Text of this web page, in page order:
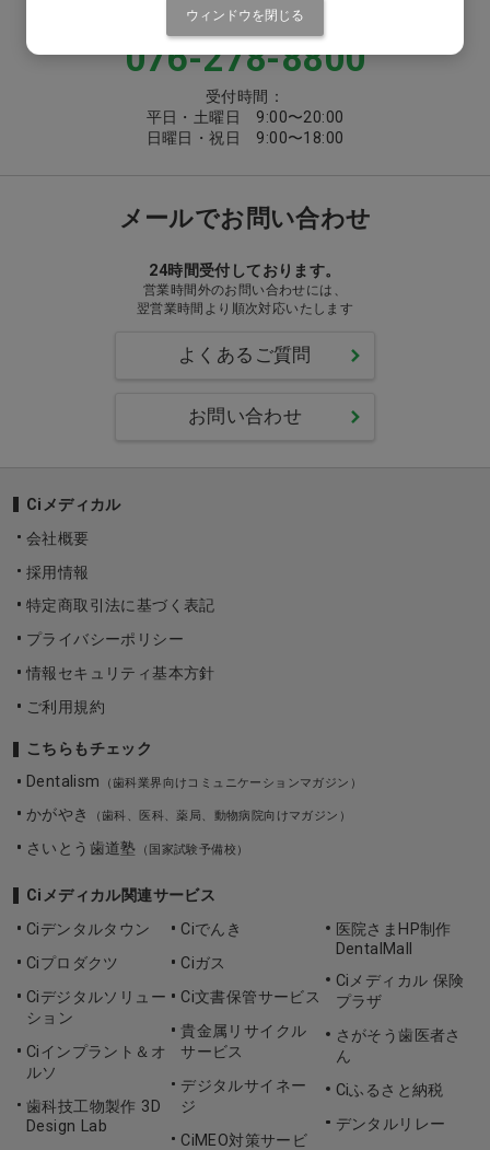
または
076-278-8800
受付時間：
平日・土曜日 9:00〜20:00
日曜日・祝日 9:00〜18:00
メールでお問い合わせ
24時間受付しております。
営業時間外のお問い合わせには、
翌営業時間より順次対応いたします
よくあるご質問
お問い合わせ
Ciメディカル
会社概要
採用情報
特定商取引法に基づく表記
プライバシーポリシー
情報セキュリティ基本方針
ご利用規約
こちらもチェック
Dentalism
（歯科業界向けコミュニケーションマガジン）
かがやき （歯科、医科、薬局、動物病院向けマガジン）
さいとう歯道塾 （国家試験予備校）
Ciメディカル関連サービス
Ciデンタルタウン
Ciプロダクツ
Ciデジタルソリュー
ション
Ciインプラント＆オ
ルソ
歯科技工物製作 3D
Design Lab
Ciでんき
Ciガス
Ci文書保管サービス
貴金属リサイクル
サービス
デジタルサイネー
ジ
CiMEO対策サービ
医院さまHP制作
DentalMall
Ciメディカル 保険
プラザ
さがそう歯医者さ
ん
Ciふるさと納税
デンタルリレー
ウィンドウを閉じる